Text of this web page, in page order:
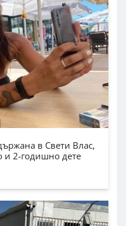
в Свети Влас,
и 2-годишно дете